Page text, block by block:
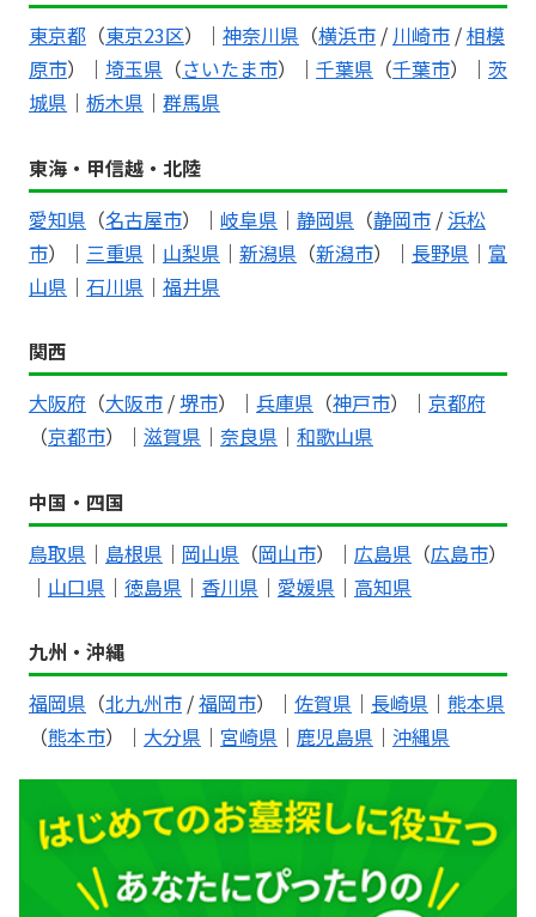
東京都 （東京23区）｜ 神奈川県 （横浜市 / 川崎市 /相模
原市）｜ 埼玉県 （さいたま市）｜ 千葉県 （千葉市）｜ 茨
城県 ｜ 栃木県 ｜ 群馬県
東海・甲信越・北陸
愛知県 （名古屋市）｜ 岐阜県 ｜ 静岡県 （静岡市 / 浜松
市）｜ 三重県 ｜ 山梨県 ｜ 新潟県 （新潟市）｜ 長野県 ｜ 富
山県 ｜ 石川県 ｜ 福井県
関西
大阪府 （大阪市 / 堺市）｜ 兵庫県 （神戸市）｜ 京都府
（京都市）｜ 滋賀県 ｜ 奈良県 ｜ 和歌山県
中国・四国
鳥取県 ｜ 島根県 ｜ 岡山県 （岡山市）｜ 広島県 （広島市）
｜ 山口県 ｜ 徳島県 ｜ 香川県 ｜ 愛媛県 ｜ 高知県
九州・沖縄
福岡県 （北九州市 /福岡市）｜ 佐賀県 ｜ 長崎県 ｜ 熊本県
（熊本市）｜ 大分県 ｜ 宮崎県 ｜ 鹿児島県 ｜ 沖縄県